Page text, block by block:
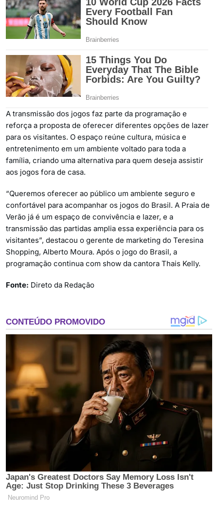
A transmissão dos jogos faz parte da programação e
reforça a proposta de oferecer diferentes opções de lazer
para os visitantes. O espaço reúne cultura, música e
entretenimento em um ambiente voltado para toda a
família, criando uma alternativa para quem deseja assistir
aos jogos fora de casa.
“Queremos oferecer ao público um ambiente seguro e
confortável para acompanhar os jogos do Brasil. A Praia de
Verão já é um espaço de convivência e lazer, e a
transmissão das partidas amplia essa experiência para os
visitantes”, destacou o gerente de marketing do Teresina
Shopping, Alberto Moura. Após o jogo do Brasil, a
programação continua com show da cantora Thais Kelly.
Fonte: Direto da Redação